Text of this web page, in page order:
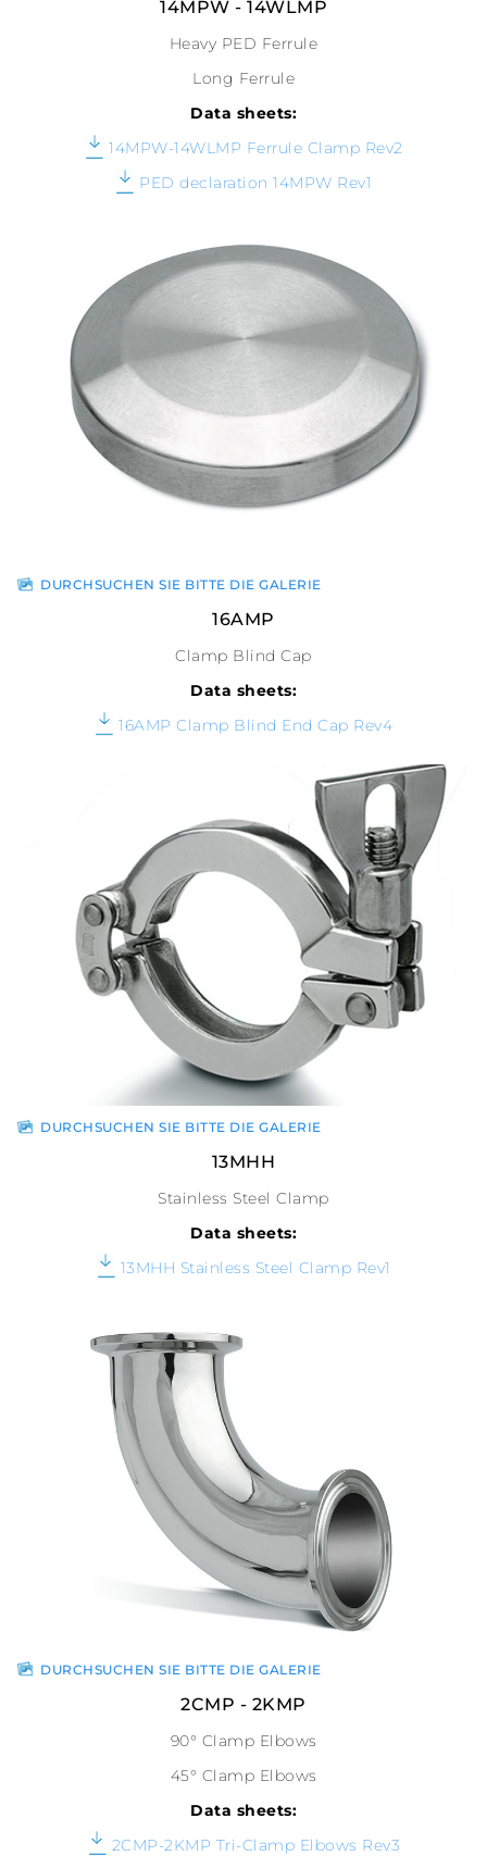
14MPW - 14WLMP
Heavy PED Ferrule
Long Ferrule
Data sheets:
14MPW-14WLMP Ferrule Clamp Rev2
PED declaration 14MPW Rev1
DURCHSUCHEN SIE BITTE DIE GALERIE
16AMP
Clamp Blind Cap
Data sheets:
16AMP Clamp Blind End Cap Rev4
DURCHSUCHEN SIE BITTE DIE GALERIE
13MHH
Stainless Steel Clamp
Data sheets:
13MHH Stainless Steel Clamp Rev1
DURCHSUCHEN SIE BITTE DIE GALERIE
2CMP - 2KMP
90° Clamp Elbows
45° Clamp Elbows
Data sheets:
2CMP-2KMP Tri-Clamp Elbows Rev3